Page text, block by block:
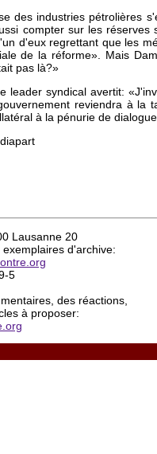
des industries pétrolières
compter sur les
d'eux regrettant que les
de la réforme». Mais
pas là?»
leader syndical avertit:
reviendra à la
à la pénurie de
Lausanne 20
d'archive:
5
des réactions,
à proposer: